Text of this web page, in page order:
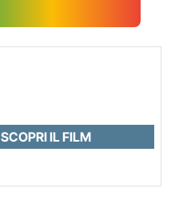
SCOPRI IL FILM